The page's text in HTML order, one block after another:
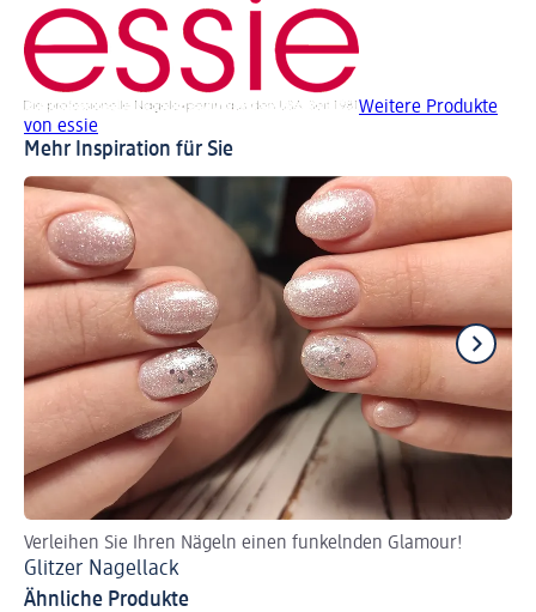
Weitere Produkte
von essie
Mehr Inspiration für Sie
Verleihen Sie Ihren Nägeln einen funkelnden Glamour!
Glitzer Nagellack
Ähnliche Produkte